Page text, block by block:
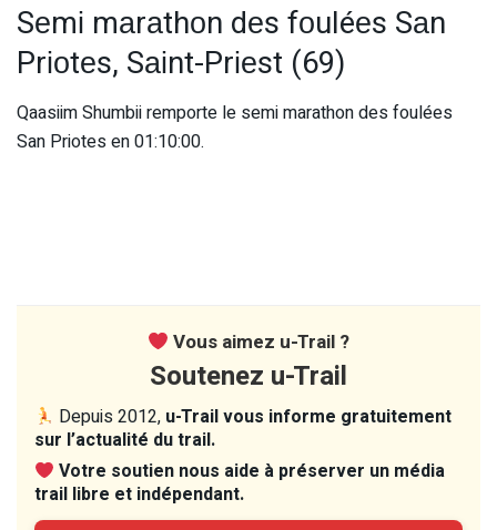
Sеmі mаrаthоn dеs fоuléеs Sаn
Prіоtеs, Sаіnt-Prіеst (69)
Qaasiim Shumbii remporte le semi marathon des foulées
San Priotes en 01:10:00.
Vous aimez u-Trail ?
Soutenez u-Trail
Depuis 2012, u-Trail vous informe gratuitement
sur l’actualité du trail.
Votre soutien nous aide à préserver un média
trail libre et indépendant.